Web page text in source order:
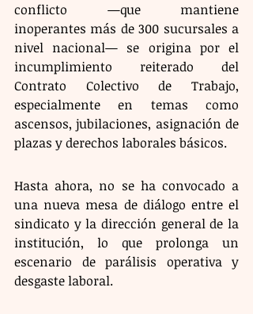
conflicto —que mantiene
inoperantes más de 300 sucursales a
nivel nacional— se origina por el
incumplimiento reiterado del
Contrato Colectivo de Trabajo,
especialmente en temas como
ascensos, jubilaciones, asignación de
plazas y derechos laborales básicos.
Hasta ahora, no se ha convocado a
una nueva mesa de diálogo entre el
sindicato y la dirección general de la
institución, lo que prolonga un
escenario de parálisis operativa y
desgaste laboral.